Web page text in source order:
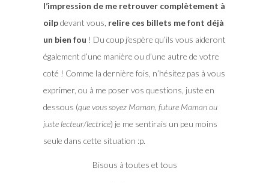
l’impression de me retrouver complètement à
oilpdevant vous, relire ces billets me font déjà
un bien fou ! Du coup j’espère qu’ils vous aideront
également d’une manière ou d’une autre de votre
coté ! Comme la dernière fois, n’hésitez pas à vous
exprimer, ou à me poser vos questions, juste en
dessous (que vous soyez Maman, future Maman ou
juste lecteur/lectrice) je me sentirais un peu moins
seule dans cette situation :p.
Bisous à toutes et tous